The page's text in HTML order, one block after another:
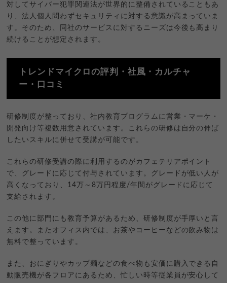
対してサイバー犯罪関連法が世界的に整備されていることもあ
り、法人個人問わずセキュリティに対する意識が高まっていま
す。そのため、同社のサービスに対するニーズは今後も高まり
続けることが想定されます。
トレンドマイクロの評判・社風・カルチャ
ー・口コミ
研修制度が整っており、社内教育プログラムに営業・マーケ・
開発向け等複数用意されています。これらの研修は自分の伸ば
したいスキルに併せて受講が可能です。
これらの研修受講の際に利用するのがカフェテリアポイント
で、グレードに応じて付与されています。グレードが低い人が
高くなっており、14万～8万円程度/年間がグレードに応じて
支給されます。
この他に部門にも教育予算があるため、研修制度が手厚いと言
えます。またオフィス内では、お茶やコーヒーなどの飲み物は
無料で整っています。
また、おにぎりやカップ麺などの食べ物も安価に購入できる自
動販売機が各フロアにあるため、忙しい時等従業員が安心して